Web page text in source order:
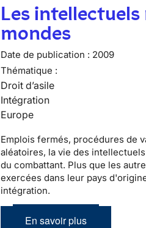
Les
mondes
Date de publication : 2009
Thématique :
Droit d’asile
Intégration
Europe
Emplois fermés, procédures de
aléatoires, la vie des
du combattant. Plus que les
exercées dans leur pays
intégration.
En savoir plus